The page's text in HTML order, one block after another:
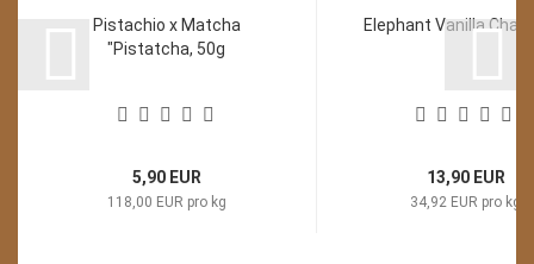
Pistachio x Matcha
"Pistatcha, 50g
5,90 EUR
118,00 EUR pro kg
Elephant Vanilla Chai,
13,90 EUR
34,92 EUR pro kg